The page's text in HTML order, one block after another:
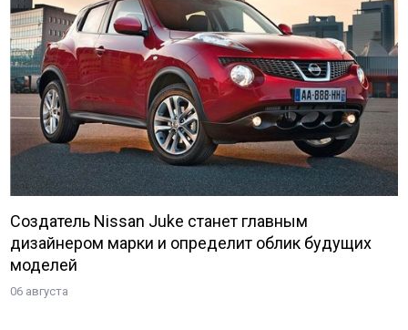
Создатель Nissan Juke станет главным
дизайнером марки и определит облик будущих
моделей
06 августа